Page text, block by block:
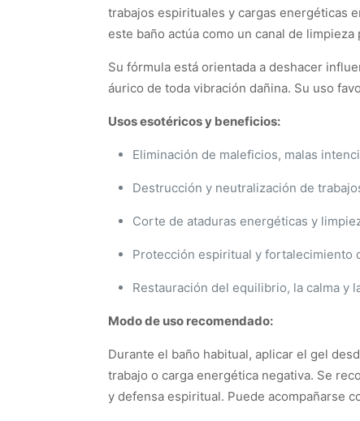
trabajos espirituales y cargas energéticas
este baño actúa como un canal de
Su fórmula está orientada a deshacer
áurico de toda vibración dañina. Su uso
Usos esotéricos y beneficios:
Eliminación de maleficios, malas
Destrucción y neutralización de
Corte de ataduras energéticas y
Protección espiritual y fortalecimiento
Restauración del equilibrio, la calma y
Modo de uso recomendado:
Durante el baño habitual, aplicar el gel
trabajo o carga energética negativa. Se
y defensa espiritual. Puede acompañarse